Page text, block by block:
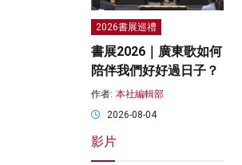
2026書展巡禮
書展2026｜廣東歌如何
陪伴我們好好過日子？
作者: 本社編輯部
2026-08-04
影片